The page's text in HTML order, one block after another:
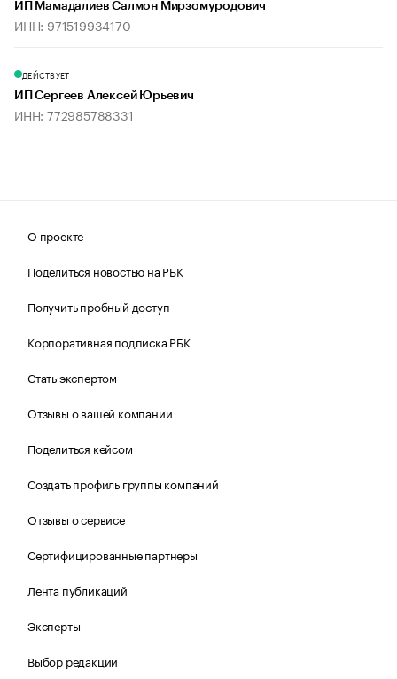
ИП Мамадалиев Салмон Мирзомуродович
ИНН: 971519934170
ДЕЙСТВУЕТ
ИП Сергеев Алексей Юрьевич
ИНН: 772985788331
О проекте
Поделиться новостью на РБК
Получить пробный доступ
Корпоративная подписка РБК
Стать экспертом
Отзывы о вашей компании
Поделиться кейсом
Создать профиль группы компаний
Отзывы о сервисе
Сертифицированные партнеры
Лента публикаций
Эксперты
Выбор редакции